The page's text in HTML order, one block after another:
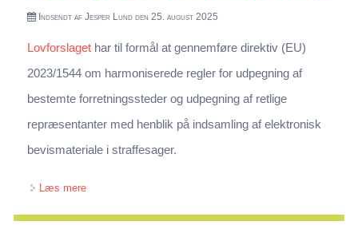
Indsendt af Jesper Lundden 25. august 2025
Lovforslagethar til formål at gennemføre direktiv (EU)
2023/1544 om harmoniserede regler for udpegning af
bestemte forretningssteder og udpegning af retlige
repræsentanter med henblik på indsamling af elektronisk
bevismateriale i straffesager.
Læs mereom Høringssvar vedr. lov om udpegning af retlige
repræsentanter for visse tjenesteudbydere (europæisk